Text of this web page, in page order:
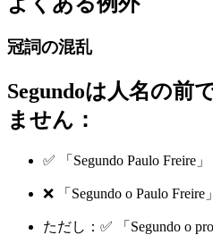
冠詞の混乱
Segundoは人名の前
ません：
✅ 「Segundo Paulo Freire」
❌ 「Segundo o Paulo Freire」
ただし：✅ 「Segundo o